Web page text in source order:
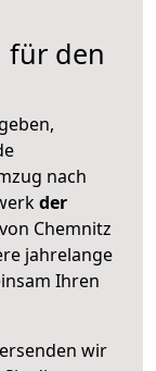
für den
nach
der
Chemnitz
jahrelange
Ihren
wir